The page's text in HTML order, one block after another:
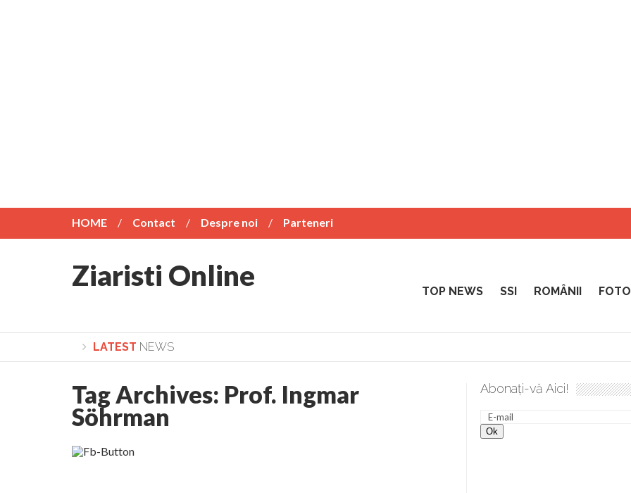
HOME Contact Despre noi Parteneri
Ziaristi Online TOP NEWS SSI ROMÂNII
LATEST NEWS
Lepădarea de sine și urmarea lui Hristos. Calea spre desăvârșire. Gând de duminică de Elena Solunca Moise
Tag Archives: Prof. Ingmar
Söhrman
Abonați-vă Aici!